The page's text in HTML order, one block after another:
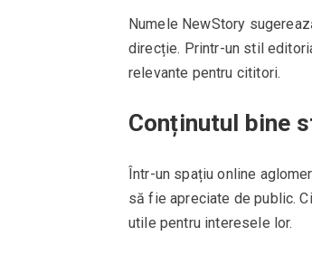
Numele NewStory
direcție. Printr-un stil
relevante pentru cititori.
Conținutul bine
Într-un spațiu online
să fie apreciate de public.
utile pentru interesele lor.